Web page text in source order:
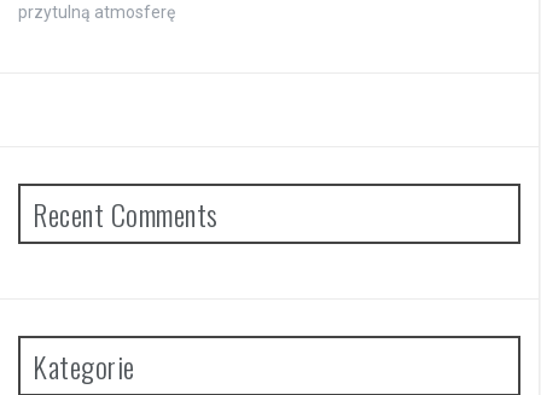
przytulną atmosferę
Recent Comments
Kategorie